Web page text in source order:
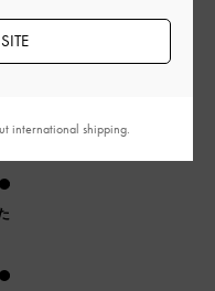
した。蒸れますが履きや
系
international shipping.